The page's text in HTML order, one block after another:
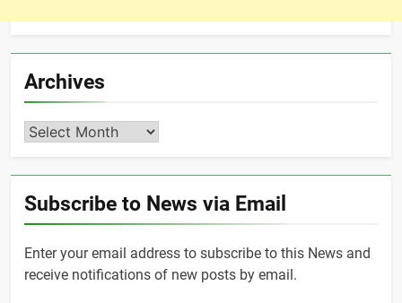
Archives
Archives
Subscribe to News via Email
Enter your email address to subscribe to this News and
receive notifications of new posts by email.